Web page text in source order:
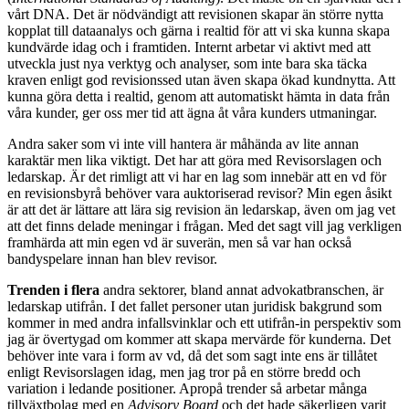
vårt DNA. Det är nödvändigt att revisionen skapar än större nytta
kopplat till dataanalys och gärna i realtid för att vi ska kunna skapa
kundvärde idag och i framtiden. Internt arbetar vi aktivt med att
utveckla just nya verktyg och analyser, som inte bara ska täcka
kraven enligt god revisionssed utan även skapa ökad kundnytta. Att
kunna göra detta i realtid, genom att automatiskt hämta in data från
våra kunder, ger oss mer tid att ägna åt våra kunders utmaningar.
Andra saker som vi inte vill hantera är måhända av lite annan
karaktär men lika viktigt. Det har att göra med Revisorslagen och
ledarskap. Är det rimligt att vi har en lag som innebär att en vd för
en revisionsbyrå behöver vara auktoriserad revisor? Min egen åsikt
är att det är lättare att lära sig revision än ledarskap, även om jag vet
att det finns delade meningar i frågan. Med det sagt vill jag verkligen
framhärda att min egen vd är suverän, men så var han också
bandyspelare innan han blev revisor.
Trenden i flera andra sektorer, bland annat advokatbranschen, är
ledarskap utifrån. I det fallet personer utan juridisk bakgrund som
kommer in med andra infallsvinklar och ett utifrån-in perspektiv som
jag är övertygad om kommer att skapa mervärde för kunderna. Det
behöver inte vara i form av vd, då det som sagt inte ens är tillåtet
enligt Revisorslagen idag, men jag tror på en större bredd och
variation i ledande positioner. Apropå trender så arbetar många
tillväxtbolag med en Advisory Board och det hade säkerligen varit